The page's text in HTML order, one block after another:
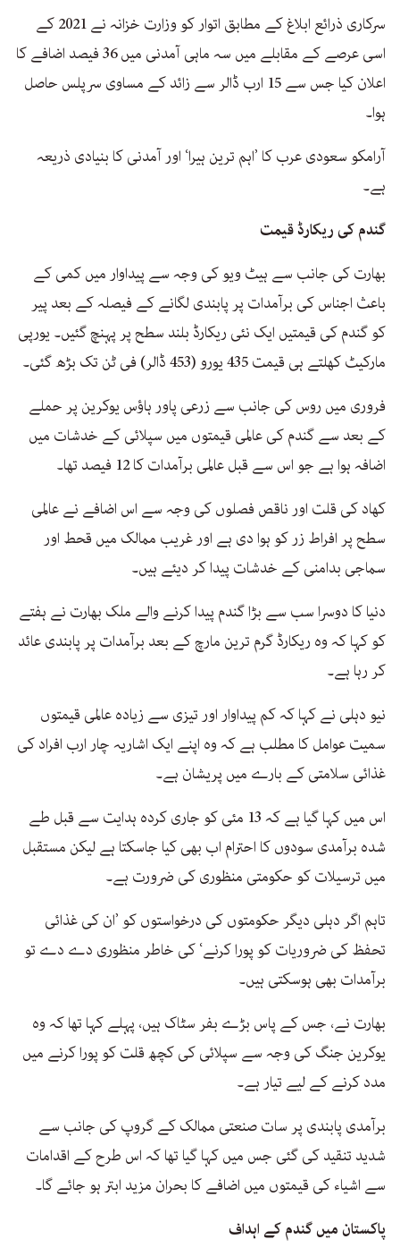
سرکاری ذرائع ابلاغ کے مطابق اتوار کو وزارت خزانہ نے 2021 کے
اسی عرصے کے مقابلے میں سہ ماہی آمدنی میں 36 فیصد اضافے کا
اعلان کیا جس سے 15 ارب ڈالر سے زائد کے مساوی سرپلس حاصل
ہوا۔
آرامکو سعودی عرب کا ’اہم ترین ہیرا‘ اور آمدنی کا بنیادی ذریعہ
ہے۔
گندم کی ریکارڈ قیمت
بھارت کی جانب سے ہیٹ ویو کی وجہ سے پیداوار میں کمی کے
باعث اجناس کی برآمدات پر پابندی لگانے کے فیصلہ کے بعد پیر
کو گندم کی قیمتیں ایک نئی ریکارڈ بلند سطح پر پہنچ گئیں۔ یورپی
مارکیٹ کھلتے ہی قیمت 435 یورو (453 ڈالر) فی ٹن تک بڑھ گئی۔
فروری میں روس کی جانب سے زرعی پاور ہاؤس یوکرین پر حملے
کے بعد سے گندم کی عالمی قیمتوں میں سپلائی کے خدشات میں
اضافہ ہوا ہے جو اس سے قبل عالمی برآمدات کا 12 فیصد تھا۔
کھاد کی قلت اور ناقص فصلوں کی وجہ سے اس اضافے نے عالمی
سطح پر افراط زر کو ہوا دی ہے اور غریب ممالک میں قحط اور
سماجی بدامنی کے خدشات پیدا کر دیئے ہیں۔
دنیا کا دوسرا سب سے بڑا گندم پیدا کرنے والے ملک بھارت نے ہفتے
کو کہا کہ وہ ریکارڈ گرم ترین مارچ کے بعد برآمدات پر پابندی عائد
کر رہا ہے۔
نیو دہلی نے کہا کہ کم پیداوار اور تیزی سے زیادہ عالمی قیمتوں
سمیت عوامل کا مطلب ہے کہ وہ اپنے ایک اشاریہ چار ارب افراد کی
غذائی سلامتی کے بارے میں پریشان ہے۔
اس میں کہا گیا ہے کہ 13 مئی کو جاری کردہ ہدایت سے قبل طے
شدہ برآمدی سودوں کا احترام اب بھی کیا جاسکتا ہے لیکن مستقبل
میں ترسیلات کو حکومتی منظوری کی ضرورت ہے۔
تاہم اگر دہلی دیگر حکومتوں کی درخواستوں کو ’ان کی غذائی
تحفظ کی ضروریات کو پورا کرنے‘ کی خاطر منظوری دے دے تو
برآمدات بھی ہوسکتی ہیں۔
بھارت نے، جس کے پاس بڑے بفر سٹاک ہیں، پہلے کہا تھا کہ وہ
یوکرین جنگ کی وجہ سے سپلائی کی کچھ قلت کو پورا کرنے میں
مدد کرنے کے لیے تیار ہے۔
برآمدی پابندی پر سات صنعتی ممالک کے گروپ کی جانب سے
شدید تنقید کی گئی جس میں کہا گیا تھا کہ اس طرح کے اقدامات
سے اشیاء کی قیمتوں میں اضافے کا بحران مزید ابتر ہو جائے گا۔
پاکستان میں گندم کے اہداف